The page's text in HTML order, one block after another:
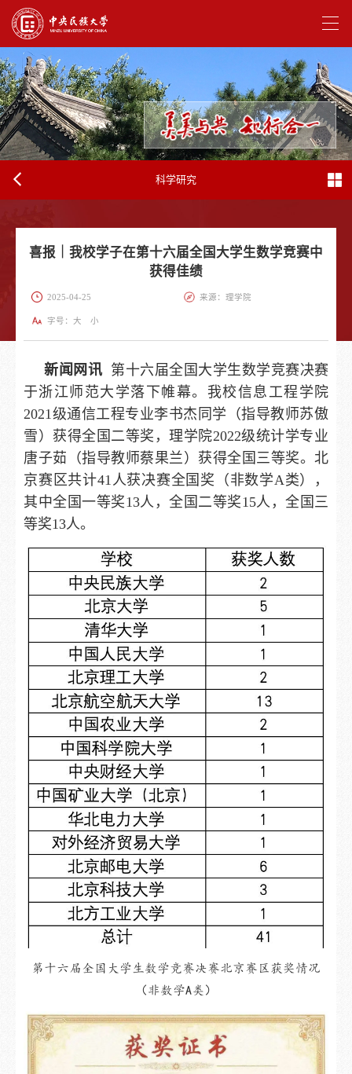
科学研究
喜报｜我校学子在第十六届全国大学生数学竞赛中
获得佳绩
2025-04-25 来源：理学院
字号： 大 小
新闻网讯 第十六届全国大学生数学竞赛决赛
于浙江师范大学落下帷幕。我校信息工程学院
2021级通信工程专业李书杰同学（指导教师苏傲
雪）获得全国二等奖，理学院2022级统计学专业
唐子茹（指导教师蔡果兰）获得全国三等奖。北
京赛区共计41人获决赛全国奖（非数学A类），
其中全国一等奖13人，全国二等奖15人，全国三
等奖13人。
第十六届全国大学生数学竞赛决赛北京赛区获奖情况
（非数学A类）